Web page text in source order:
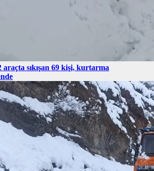
araçta sıkışan 69 kişi, kurtarma